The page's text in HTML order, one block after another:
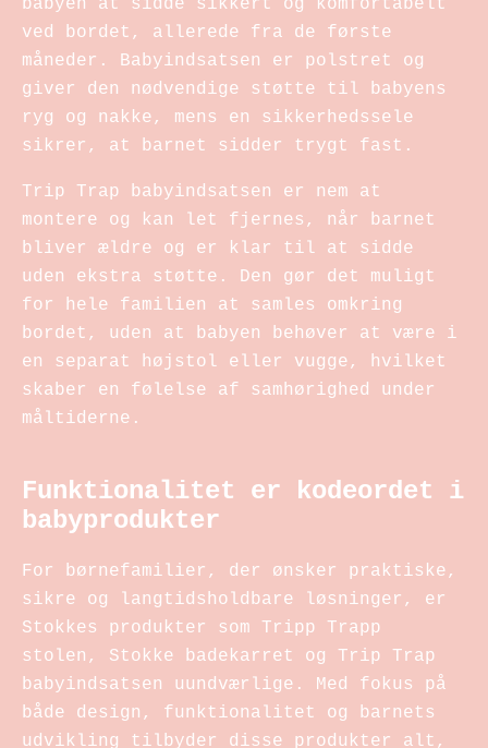
ved bordet, allerede fra de første
måneder. Babyindsatsen er polstret og
giver den nødvendige støtte til babyens
ryg og nakke, mens en sikkerhedssele
sikrer, at barnet sidder trygt fast.
Trip Trap babyindsatsen er nem at
montere og kan let fjernes, når barnet
bliver ældre og er klar til at sidde
uden ekstra støtte. Den gør det muligt
for hele familien at samles omkring
bordet, uden at babyen behøver at være i
en separat højstol eller vugge, hvilket
skaber en følelse af samhørighed under
måltiderne.
Funktionalitet er kodeordet i
babyprodukter
For børnefamilier, der ønsker praktiske,
sikre og langtidsholdbare løsninger, er
Stokkes produkter som Tripp Trapp
stolen, Stokke badekarret og Trip Trap
babyindsatsen uundværlige. Med fokus på
både design, funktionalitet og barnets
udvikling tilbyder disse produkter alt,